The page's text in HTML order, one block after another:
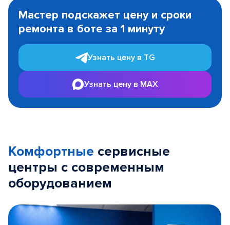
1
Мастер подскажет цену и сроки
ремонта в боте за 1 минуту
Узнать цену в TG
Узнать цену в MAX
Комфортные сервисные
центры с современным
оборудованием